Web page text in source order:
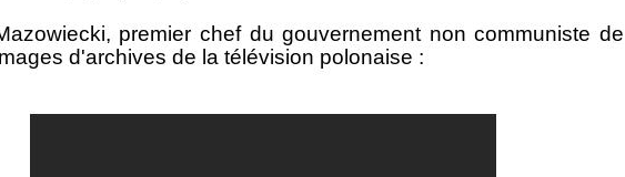
premier chef du gouvernement non communiste de
d'archives de la télévision polonaise :